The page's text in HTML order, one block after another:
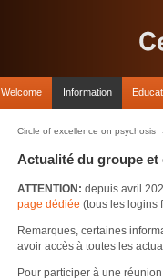
Welcome Information
Circle of excellence on psychosis
Actualité du groupe et
ATTENTION: depuis avril
page dédiée (tous les logins
Remarques, certaines
avoir accès à toutes les
Pour participer à une